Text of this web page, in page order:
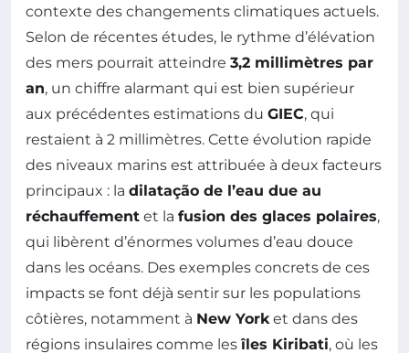
contexte des changements climatiques actuels.
Selon de récentes études, le rythme d’élévation
des mers pourrait atteindre 3,2 millimètres par
an, un chiffre alarmant qui est bien supérieur
aux précédentes estimations du GIEC, qui
restaient à 2 millimètres. Cette évolution rapide
des niveaux marins est attribuée à deux facteurs
principaux : la dilatação de l’eau due au
réchauffement et la fusion des glaces polaires,
qui libèrent d’énormes volumes d’eau douce
dans les océans. Des exemples concrets de ces
impacts se font déjà sentir sur les populations
côtières, notamment à New York et dans des
régions insulaires comme les îles Kiribati, où les